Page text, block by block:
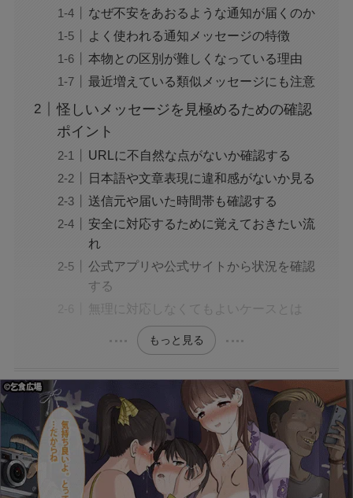
声にならない愛は最終話やネタバレは？最後ま
MAZZEL・RYUKIのヘアメイク匂わせとは？時
映画『銀行強盗：完全マニュアル』公開中止の
理由は？なぜなのか徹底調査
モンスト抽選会の炎上理由は？謝罪と再実施の
フェルメール展のtabiwa先行チケット待ち？ア
クセスできなくても買える？
FIFAワールドカップ2026はどこで見れる？配
信は無料で見れる？
BeReal 無制限はいつまで？終わりはいつな
の？注意事項についても
なぜ不安をあおるような通知が届くのか
よく使われる通知メッセージの特徴
本物との区別が難しくなっている理由
最近増えている類似メッセージにも注意
怪しいメッセージを見極めるための確認
ポイント
URLに不自然な点がないか確認する
日本語や文章表現に違和感がないか見る
送信元や届いた時間帯も確認する
安全に対応するために覚えておきたい流
れ
公式アプリや公式サイトから状況を確認
する
無理に対応しなくてもよいケースとは
もっと見る